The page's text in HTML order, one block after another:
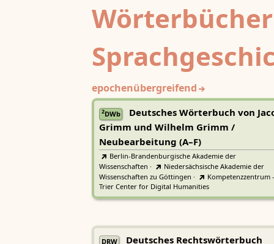
epochenübergreifend
2DWb
Deutsches Wörterbuch von
Grimm und Wilhelm Grimm /
Neubearbeitung (A–F)
Berlin-Brandenburgische Akademie der
Wissenschaften ·
Niedersächsische Akademie der
Wissenschaften zu Göttingen ·
Kompetenzzentrum -
Trier Center for Digital Humanities
DRW Deutsches Rechtswörterbuch